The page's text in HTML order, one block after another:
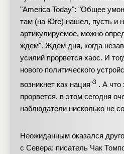
"America Today": "Общее
там (на Юге) нашел, пусть и
артикулируемое, можно
ждем". Ждем дня, когда
усилий прорвется хаос. И
нового политического
возникнет как нация"3 . А что
прорвется, в этом сегодня
наблюдатели нисколько не
Неожиданным оказался
с Севера: писатель Чак